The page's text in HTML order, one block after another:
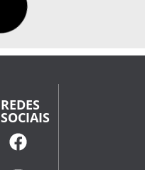
REDES
SOCIAIS